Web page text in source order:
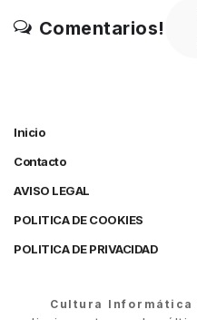
Comentarios!
Inicio
Contacto
AVISO LEGAL
POLITICA DE COOKIES
POLITICA DE PRIVACIDAD
Cultura Informática